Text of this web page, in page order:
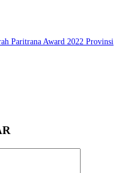
Paritrana Award 2022 Provinsi